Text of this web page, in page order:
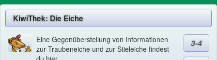
KiwiThek: Die Eiche
Eine Gegenüberstellung von Informationen
zur Traubeneiche und zur Stieleiche findest
3-4